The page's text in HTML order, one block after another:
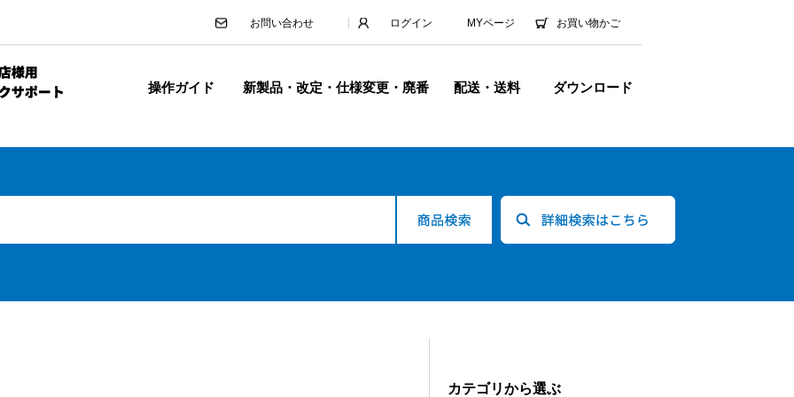
お問い合わせ ログイン MYページ お買い物かご
操作ガイド 新製品・改定・仕様変更・廃番 配送・送料 ダウンロード
カテゴリから選ぶ